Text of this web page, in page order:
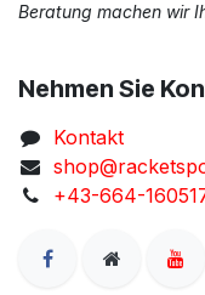
Beratung machen wir
Nehmen Sie
Kontakt
+43-664-